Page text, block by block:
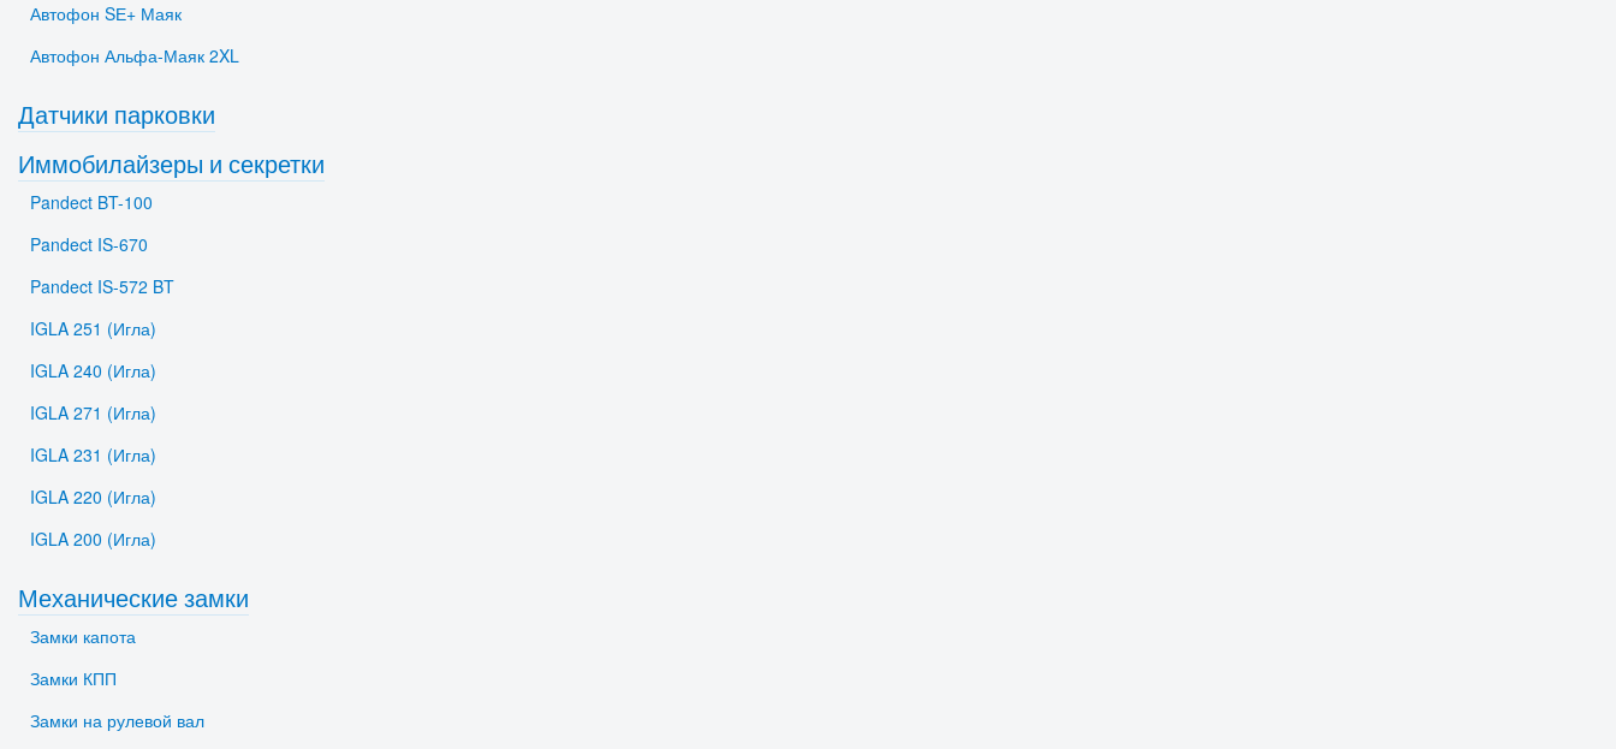
Автофон SЕ+ Маяк
Автофон Альфа-Маяк 2XL
Датчики парковки
Иммобилайзеры и секретки
Pandect BT-100
Pandect IS-670
Pandect IS-572 BT
IGLA 251 (Игла)
IGLA 240 (Игла)
IGLA 271 (Игла)
IGLA 231 (Игла)
IGLA 220 (Игла)
IGLA 200 (Игла)
Механические замки
Замки капота
Замки КПП
Замки на рулевой вал